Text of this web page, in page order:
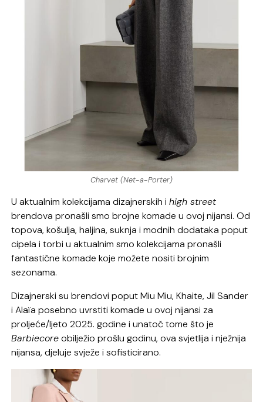
Charvet (Net-a-Porter)
U aktualnim kolekcijama dizajnerskih ihigh street
brendova pronašli smo brojne komade u ovoj nijansi. Od
topova, košulja, haljina, suknja i modnih dodataka poput
cipela i torbi u aktualnim smo kolekcijama pronašli
fantastične komade koje možete nositi brojnim
sezonama.
Dizajnerski su brendovi poput Miu Miu, Khaite, Jil Sander
i Alaïa posebno uvrstiti komade u ovoj nijansi za
proljeće/ljeto 2025. godine i unatoč tome što je
Barbiecoreobilježio prošlu godinu, ova svjetlija i nježnija
nijansa, djeluje svježe i sofisticirano.